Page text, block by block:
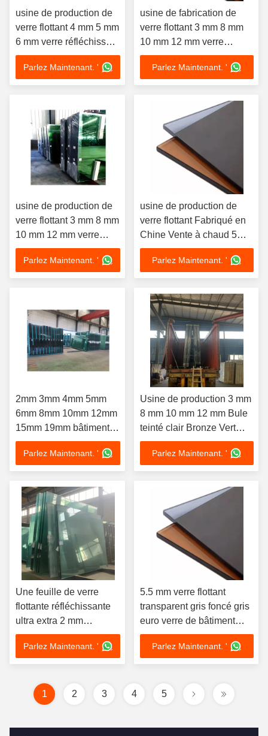
usine de production de
verre flottant 4 mm 5 mm
6 mm verre réfléchissant
bleu clair teinté bronze
vert gris
Parlez Maintenant. '
usine de fabrication de
verre flottant 3 mm 8 mm
10 mm 12 mm verre
réfléchissant bleu brun
vert gris
Parlez Maintenant. '
usine de production de
verre flottant 3 mm 8 mm
10 mm 12 mm verre
réfléchissant bleu teinté
clair bronze vert gris
pour bâtiment en verre
Parlez Maintenant. '
usine de production de
verre flottant Fabriqué en
Chine Vente à chaud 5mm
4mm 6mm 8mm 10mm
12mm 15mm 19mm Verre
gris teinté 3-10mm Noir
Bon prix
Parlez Maintenant. '
2mm 3mm 4mm 5mm
6mm 8mm 10mm 12mm
15mm 19mm bâtiment
en verre flottant
transparent
Parlez Maintenant. '
Usine de production 3 mm
8 mm 10 mm 12 mm Bule
teinté clair Bronze Vert
Gris Réflecteur du
bâtiment Glace flottante
Parlez Maintenant. '
Une feuille de verre
flottante réfléchissante
ultra extra 2 mm
transparente soufflée
Parlez Maintenant. '
5.5 mm verre flottant
transparent gris foncé gris
euro verre de bâtiment
fumé
Parlez Maintenant. '
1 2 3 4 5